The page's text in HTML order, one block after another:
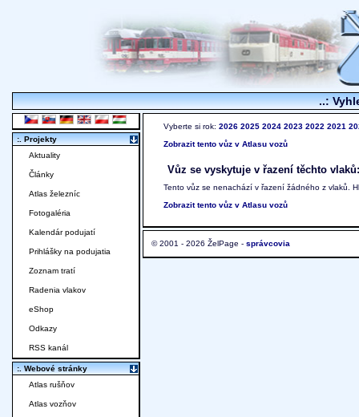
..:
Vyberte si rok: 2026 2025 2024 2023 2022 2021
Zobrazit tento vůz v Atlasu vozů
Vůz se vyskytuje v řazení těchto vlaků:
Tento vůz se nenachází v řazení žádného z vlaků.
Zobrazit tento vůz v Atlasu vozů
© 2001 - 2026 ŽelPage - správcovia
:. Projekty
Aktuality
Články
Atlas železníc
Fotogaléria
Kalendár podujatí
Prihlášky na podujatia
Zoznam tratí
Radenia vlakov
eShop
Odkazy
RSS kanál
:. Webové stránky
Atlas rušňov
Atlas vozňov